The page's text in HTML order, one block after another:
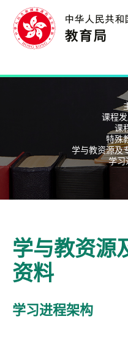
课程
课
特殊
学与教资源及
学习
学与教资源
资料
学习进程架构